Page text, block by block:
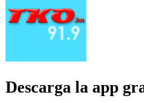
Descarga la app